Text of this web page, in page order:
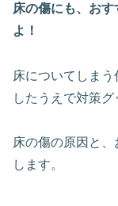
床の傷にも、お
よ！
床についてしま
したうえで対策グ
床の傷の原因と
します。